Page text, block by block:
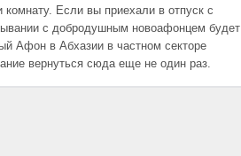
Если вы приехали в отпуск с
с добродушным новоафонцем будет
Афон в Абхазии в частном секторе
вернуться сюда еще не один раз.